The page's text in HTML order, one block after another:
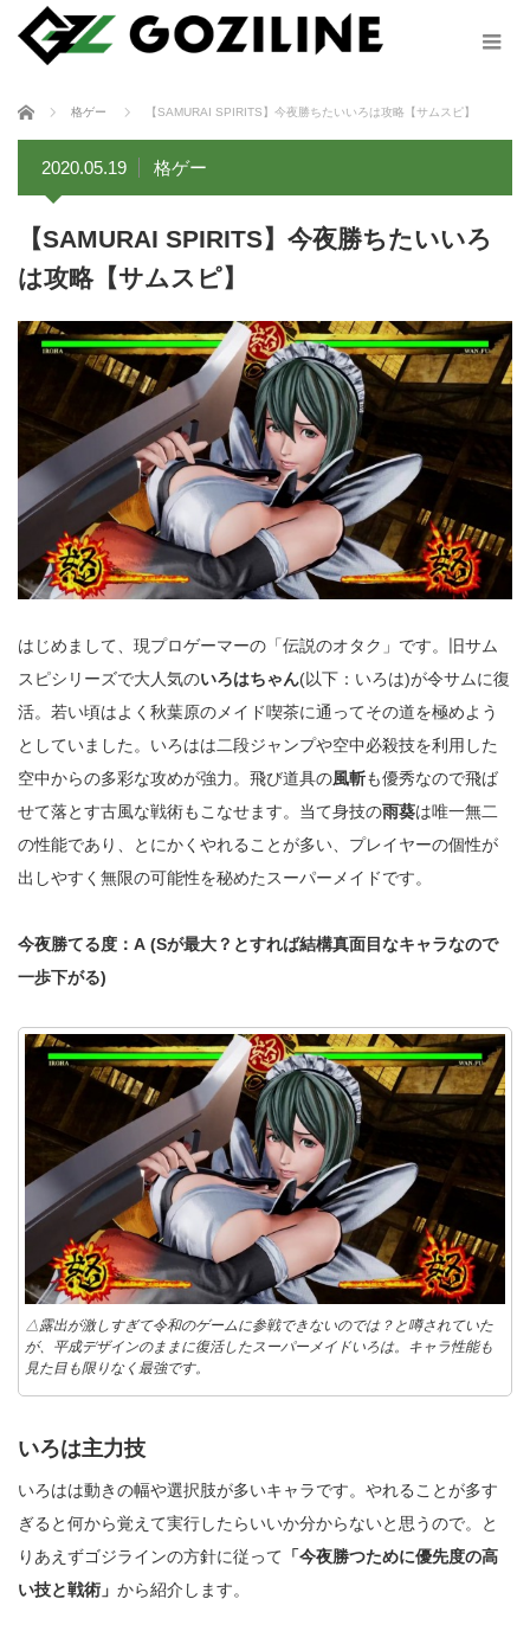
ホーム 格ゲー 【SAMURAI SPIRITS】今夜勝ちたいいろは攻略【サムスピ】
2020.05.19 格ゲー
【SAMURAI SPIRITS】今夜勝ちたいいろ
は攻略【サムスピ】
はじめまして、現プロゲーマーの「伝説のオタク」です。旧サム
スピシリーズで大人気のいろはちゃん(以下：いろは)が令サムに復
活。若い頃はよく秋葉原のメイド喫茶に通ってその道を極めよう
としていました。いろはは二段ジャンプや空中必殺技を利用した
空中からの多彩な攻めが強力。飛び道具の風斬も優秀なので飛ば
せて落とす古風な戦術もこなせます。当て身技の雨葵は唯一無二
の性能であり、とにかくやれることが多い、プレイヤーの個性が
出しやすく無限の可能性を秘めたスーパーメイドです。
今夜勝てる度：A (Sが最大？とすれば結構真面目なキャラなので
一歩下がる)
△露出が激しすぎて令和のゲームに参戦できないのでは？と噂されていた
が、平成デザインのままに復活したスーパーメイドいろは。キャラ性能も
見た目も限りなく最強です。
いろは主力技
いろはは動きの幅や選択肢が多いキャラです。やれることが多す
ぎると何から覚えて実行したらいいか分からないと思うので。と
りあえずゴジラインの方針に従って 「今夜勝つために優先度の高
い技と戦術」 から紹介します。